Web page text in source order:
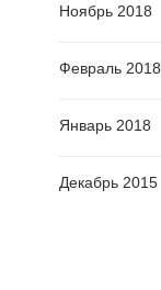
Ноябрь 2018
Февраль 2018
Январь 2018
Декабрь 2015